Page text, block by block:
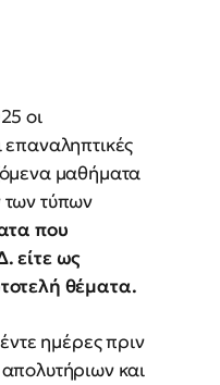
οι
μαθήματα
των τύπων
που
είτε ως
θέματα.
ημέρες πριν
και